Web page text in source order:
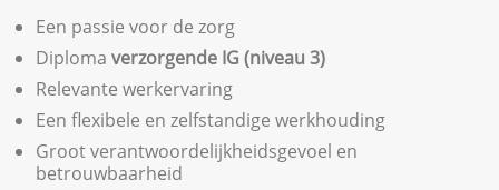
Een passie voor de zorg
Diploma verzorgende IG (niveau 3)
Relevante werkervaring
Een flexibele en zelfstandige werkhouding
Groot verantwoordelijkheidsgevoel en
betrouwbaarheid